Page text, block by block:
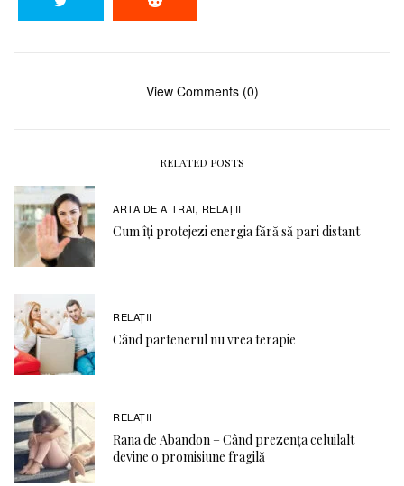
View Comments (0)
RELATED POSTS
ARTA DE A TRAI, RELAŢII
Cum îți protejezi energia fără să pari distant
RELAŢII
Când partenerul nu vrea terapie
RELAŢII
Rana de Abandon – Când prezența celuilalt
devine o promisiune fragilă